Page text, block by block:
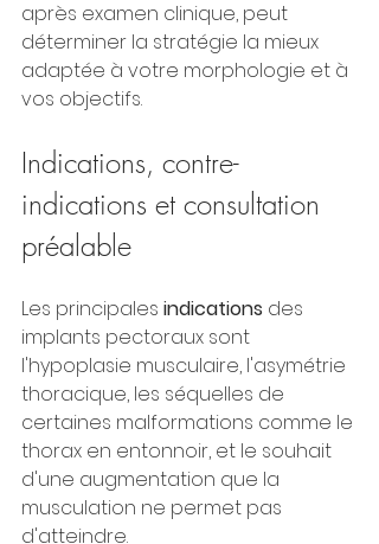
après examen clinique, peut
déterminer la stratégie la mieux
adaptée à votre morphologie et à
vos objectifs.
Indications, contre-
indications et consultation
préalable
Les principales indications des
implants pectoraux sont
l'hypoplasie musculaire, l'asymétrie
thoracique, les séquelles de
certaines malformations comme le
thorax en entonnoir, et le souhait
d'une augmentation que la
musculation ne permet pas
d'atteindre.